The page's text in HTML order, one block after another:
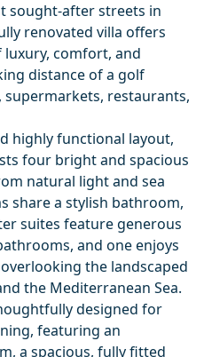
sought-after streets in
renovated villa offers
comfort, and
distance of a golf
supermarkets, restaurants,
highly functional layout,
four bright and spacious
natural light and sea
share a stylish bathroom,
suites feature generous
and one enjoys
the landscaped
the Mediterranean Sea.
designed for
featuring an
a spacious, fully fitted